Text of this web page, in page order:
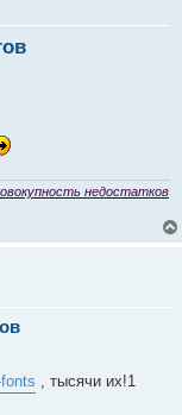
недостатков
, тысячи их!1